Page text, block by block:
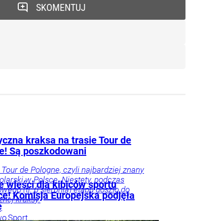
SKOMENTUJ
kraksa na trasie Tour de
Są poszkodowani
de Pologne, czyli najbardziej znany
w Polsce. Niestety, podczas
(tj. 6 sierpnia) etapu doszło do
kraksy.
Sport
wieści dla kibiców sportu
Komisja Europejska podjęła